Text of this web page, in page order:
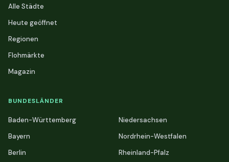
Alle Städte
Heute geöffnet
Regionen
Flohmärkte
Magazin
BUNDESLÄNDER
Baden-Württemberg
Bayern
Berlin
Niedersachsen
Nordrhein-Westfalen
Rheinland-Pfalz